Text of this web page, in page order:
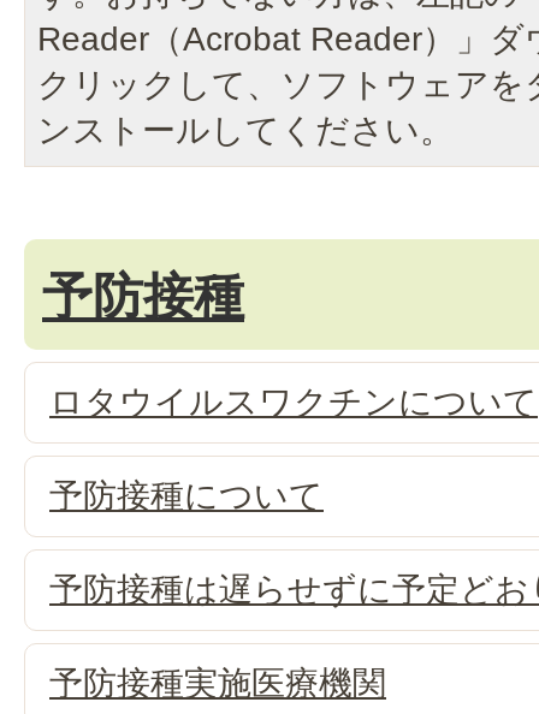
Reader（Acrobat Reader）」
クリックして、ソフトウェア
ンストールしてください。
予防接種
ロタウイルスワクチンについて
予防接種について
予防接種は遅らせずに予定ど
予防接種実施医療機関